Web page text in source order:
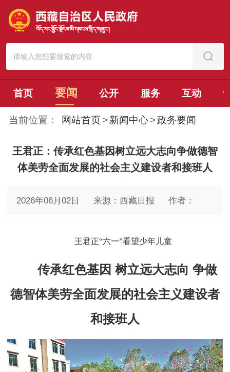
首页 要闻 公开 服务 互动
当前位置： 网站首页 > 新闻中心 >政务要闻
王君正：传承红色基因树立远大志向争做德智
体美劳全面发展的社会主义建设者和接班人
2026年06月02日 来源：西藏日报 作者：
王君正“六一”看望少年儿童
传承红色基因 树立远大志向 争做
德智体美劳全面发展的社会主义建设者
和接班人